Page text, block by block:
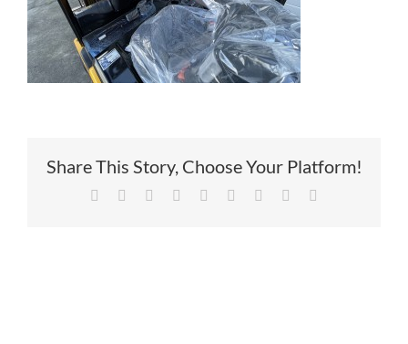
Share This Story, Choose Your Platform!
Facebook Reddit LinkedIn
TumblrPinterest Xing